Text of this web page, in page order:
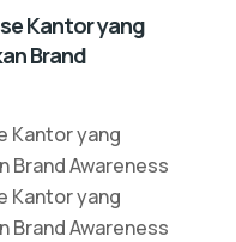
Kantor yang
Brand
Kantor yang
Brand Awareness
Kantor yang
Brand Awareness